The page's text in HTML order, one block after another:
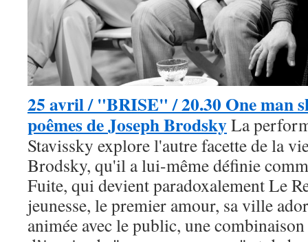
25 avril / "BRISE" / 20.30 One man
poêmes de Joseph BrodskyLa
Stavissky explore l'autre facette de la
Brodsky, qu'il a lui-même définie
Fuite, qui devient paradoxalement Le
jeunesse, le premier amour, sa ville
animée avec le public, une combinaison